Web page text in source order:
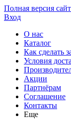
Полная версия
Вход
О нас
Каталог
Как сделать
Условия
Акции
Партнёрам
Соглашение
Контакты
Еще